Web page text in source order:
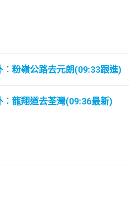
︰粉嶺公路去元朗(09:33跟進)
︰龍翔道去荃灣(09:36最新)